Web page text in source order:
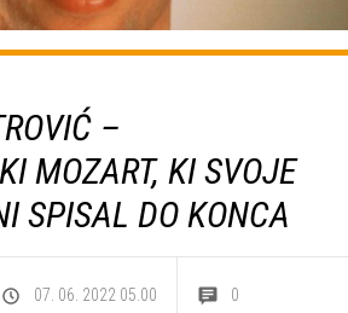
–
MOZART, KI SVOJE
SPISAL DO KONCA
07. 06. 2022 05.00 0